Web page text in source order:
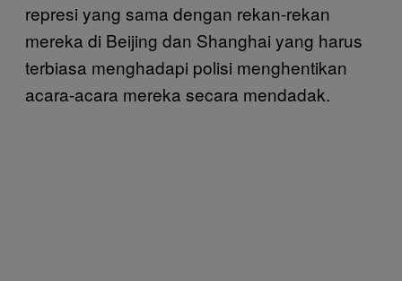
represi yang sama dengan rekan-rekan
mereka di Beijing dan Shanghai yang harus
terbiasa menghadapi polisi menghentikan
acara-acara mereka secara mendadak.